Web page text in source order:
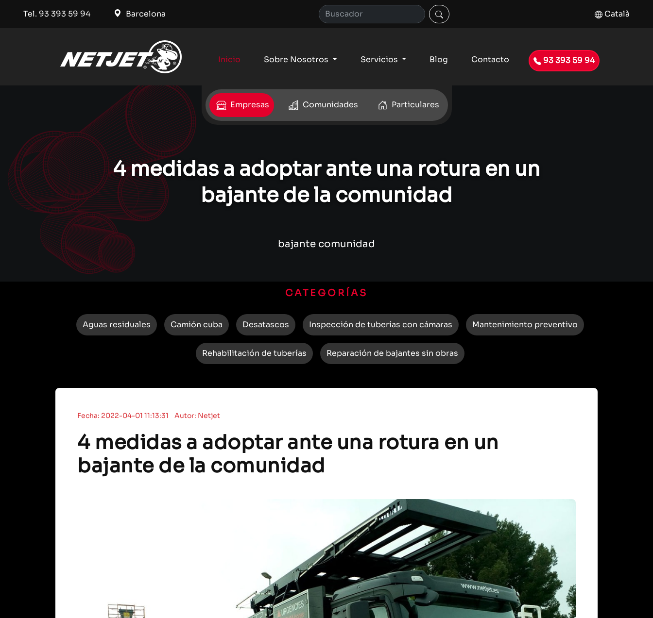
Tel. 93 393 59 94 Barcelona Català
Inicio Sobre Nosotros Servicios Blog Contacto 93 393 59 94
Empresas Comunidades Particulares
4 medidas a adoptar ante una rotura en un
bajante de la comunidad
bajante comunidad
CATEGORÍAS
Aguas residuales Camión cuba Desatascos Inspección de tuberías con cámaras Mantenimiento preventivo
Rehabilitación de tuberías Reparación de bajantes sin obras
Fecha: 2022-04-01 11:13:31 Autor: Netjet
4 medidas a adoptar ante una rotura en un
bajante de la comunidad